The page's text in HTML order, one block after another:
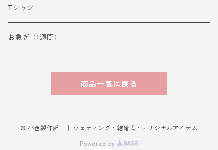
Tシャツ
お急ぎ（1週間）
商品一覧に戻る
© 小西製作所 ｜ ウェディング・結婚式・オリジナルアイテム
Powered by